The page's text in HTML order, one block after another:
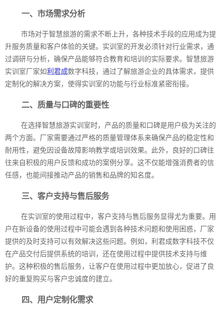
一、市场需求分析
市场对于智慧旅游的需求不断上升，各种技术手段的应用成为提
升服务质量和客户体验的关键。实训室的开发必须针对行业需求，通
过调研与分析，确保产品能够符合教育和培训的实际要求。智慧旅游
实训室厂家如利君成数字科技，通过了解旅游企业的具体需求，提供
定制化的解决方案，使得实训室的功能与行业标准紧密衔接。
二、质量与口碑的重要性
在选择智慧旅游实训室时，产品的质量和口碑是用户极为关注的
两个方面。厂家需要通过严格的质量管理体系来确保产品的稳定性和
耐用性，避免因设备故障影响教学或培训效果。此外，良好的口碑往
往来自积极的用户反馈和成功的案例分享。这不仅能增强消费者的信
任感，也能间接推动产品的销售和品牌的知名度。
三、客户支持与售后服务
在实训室的使用过程中，客户支持与售后服务显得尤为重要。用
户在新设备的使用过程中可能会遇到各种技术问题和使用困惑，厂家
提供的及时支持可以有效解决这些问题。例如，利君成数字科技不仅
在产品交付后提供系统的培训，还在使用过程中提供技术支持与维
护。这种积极的售后服务，让客户在使用过程中更加放心，促进了良
好的重复购买与客户忠诚度的建立。
四、用户定制化需求